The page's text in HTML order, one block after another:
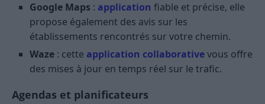
Google Maps : application fiable et précise, elle
propose également des avis sur les
établissements rencontrés sur votre chemin.
Waze : cette application collaborativevous offre
des mises à jour en temps réel sur le trafic.
Agendas et planificateurs